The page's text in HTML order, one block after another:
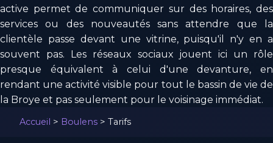
active permet de communiquer sur des horaires, des
services ou des nouveautés sans attendre que la
clientèle passe devant une vitrine, puisqu'il n'y en a
souvent pas. Les réseaux sociaux jouent ici un rôle
presque équivalent à celui d'une devanture, en
rendant une activité visible pour tout le bassin de vie de
la Broye et pas seulement pour le voisinage immédiat.
Accueil > Boulens > Tarifs